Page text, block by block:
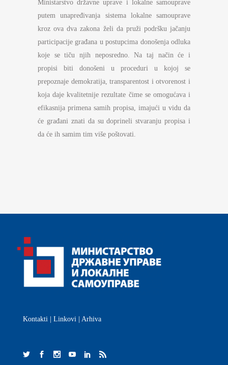
Ministarstvo državne uprave i lokalne samouprave
putem unapređivanja sistema lokalne samouprave
kroz ova dva zakona želi da pruži podršku jačanju
participacije građana u postupcima donošenja odluka
koje se tiču njih neposredno. Na taj način će i
propisi biti donošeni u proceduri u kojoj se
prepoznaje demokratija, transparentost i otvorenost i
koja daje kvalitetnije rezultate čime se omogućava i
efikasnija primena samih propisa, imajući u vidu da
će građani znati da su doprineli stvaranju propisa i
da će ih samim tim više poštovati.
Kontakti Linkovi Arhiva